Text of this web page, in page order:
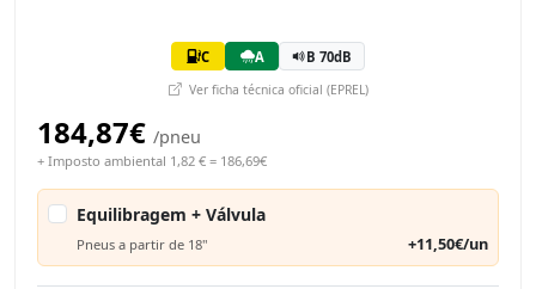
C A B 70dB
Ver ficha técnica oficial (EPREL)
184,87€ /pneu
+ Imposto ambiental 1,82 € = 186,69€
Equilibragem + Válvula
Pneus a partir de 18" +11,50€/un